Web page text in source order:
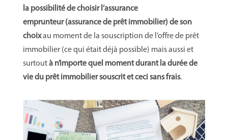
la possibilité de choisir l’assurance
emprunteur (assurance de prêt immobilier) de son
choixau moment de la souscription de l’offre de prêt
immobilier (ce qui était déjà possible) mais aussi et
surtoutà n’importe quel moment durant la durée de
vie du prêt immobilier souscrit et ceci sans frais.